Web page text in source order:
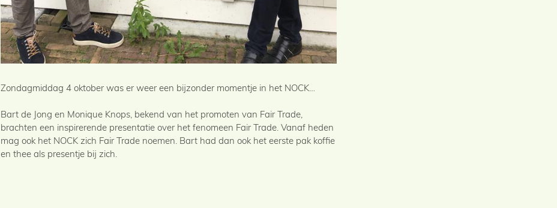
Zondagmiddag 4 oktober was er weer een bijzonder momentje in het NOCK…
Bart de Jong en Monique Knops, bekend van het promoten van Fair Trade,
brachten een inspirerende presentatie over het fenomeen Fair Trade. Vanaf heden
mag ook het NOCK zich Fair Trade noemen. Bart had dan ook het eerste pak koffie
en thee als presentje bij zich.